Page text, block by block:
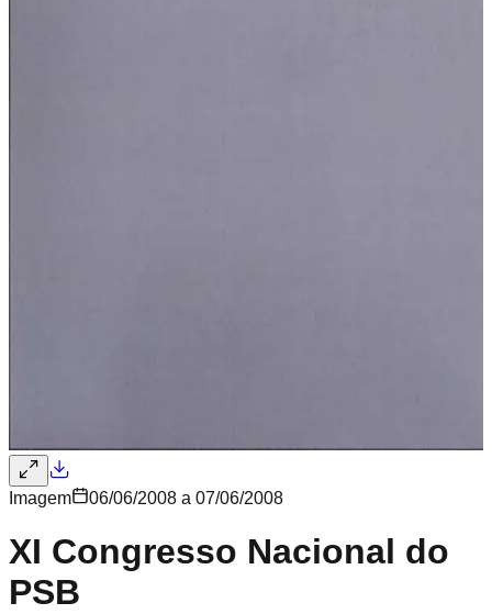
Imagem 06/06/2008 a 07/06/2008
XI Congresso Nacional do
PSB